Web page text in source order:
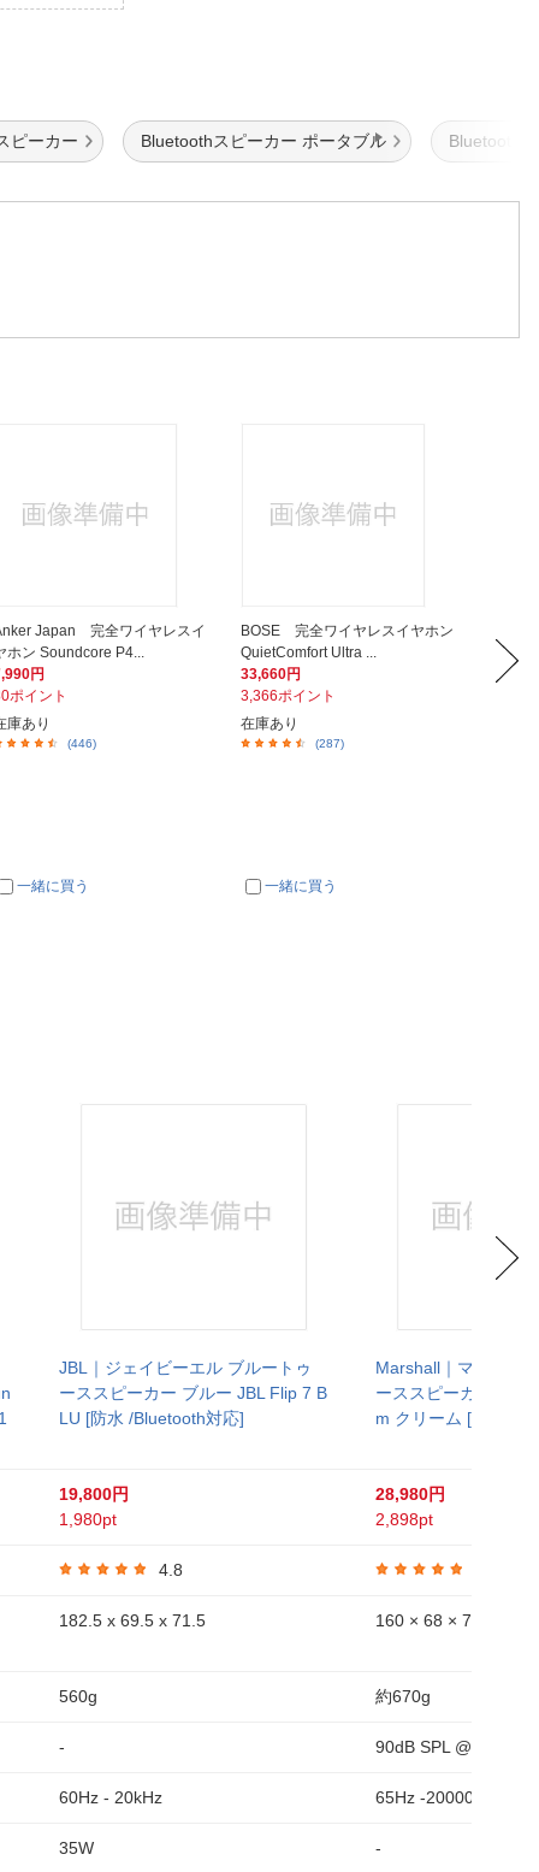
ピーカー Bluetoothスピーカー ポータブル Bluetooth
Japan 完全ワイヤレスイ
ホン Soundcore P4...
円
ポイント
庫あり
(446)
一緒に買う
BOSE 完全ワイヤレスイヤホン
QuietComfort Ultra ...
33,660円
3,366ポイント
在庫あり
(287)
一緒に買う
ン
27,880
JBL｜ジェイビーエル ブルートゥ
ーススピーカー ブルー JBL Flip 7 B
LU [防水 /Bluetooth対応]
19,800円
1,980pt
4.8
182.5 x 69.5 x 71.5
560g
-
60Hz - 20kHz
35W
Marshall｜マーシャ
ーススピーカー
m クリーム [防水 /
28,980円
2,898pt
160 × 68 × 76.9 mm
約670g
90dB SPL @ 1m
65Hz -20000Hz
-